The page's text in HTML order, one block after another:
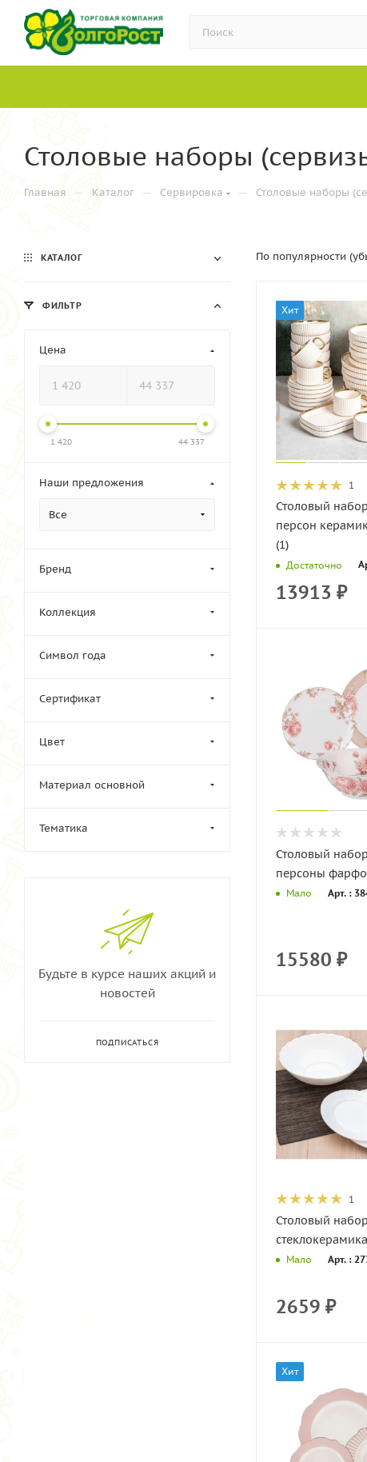
Столовые наборы
Главная — Каталог — Сервировка — Столовые наборы
По популярности
Хит
1
Столовый
персон
(1)
Достаточно
13913 ₽
Столовый
персоны
Мало Арт. :
15580 ₽
1
Столовый
Мало Арт. :
2659 ₽
Хит
КАТАЛОГ
ФИЛЬТР
Цена
1 420 44 337
Наши предложения
Все
Бренд
Коллекция
Символ года
Сертификат
Цвет
Материал основной
Тематика
Будьте в курсе наших акций и
новостей
ПОДПИСАТЬСЯ